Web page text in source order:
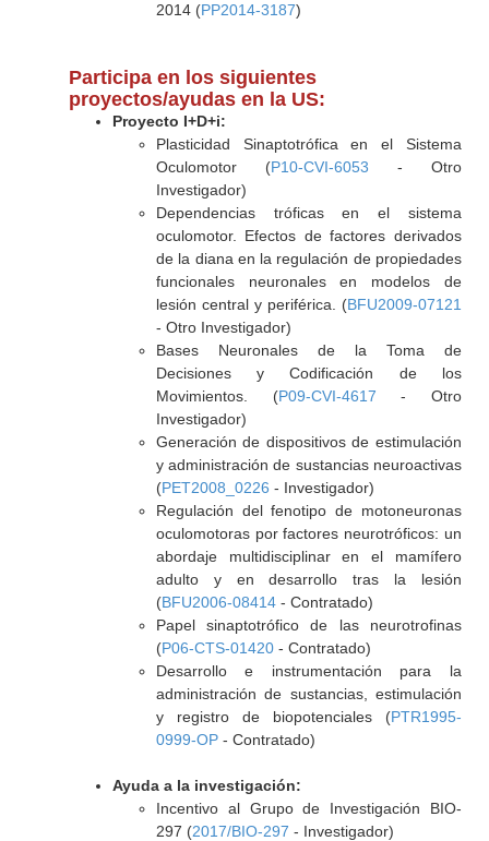
2014 (PP2014-3187)
Participa en los siguientes
proyectos/ayudas en la US:
Proyecto I+D+i:
Plasticidad Sinaptotrófica en el Sistema
Oculomotor (P10-CVI-6053 - Otro
Investigador)
Dependencias tróficas en el sistema
oculomotor. Efectos de factores derivados
de la diana en la regulación de propiedades
funcionales neuronales en modelos de
lesión central y periférica. (BFU2009-07121
- Otro Investigador)
Bases Neuronales de la Toma de
Decisiones y Codificación de los
Movimientos. (P09-CVI-4617 - Otro
Investigador)
Generación de dispositivos de estimulación
y administración de sustancias neuroactivas
(PET2008_0226 - Investigador)
Regulación del fenotipo de motoneuronas
oculomotoras por factores neurotróficos: un
abordaje multidisciplinar en el mamífero
adulto y en desarrollo tras la lesión
(BFU2006-08414- Contratado)
Papel sinaptotrófico de las neurotrofinas
(P06-CTS-01420- Contratado)
Desarrollo e instrumentación para la
administración de sustancias, estimulación
y registro de biopotenciales (PTR1995-
0999-OP- Contratado)
Ayuda a la investigación:
Incentivo al Grupo de Investigación BIO-
297 (2017/BIO-297 - Investigador)